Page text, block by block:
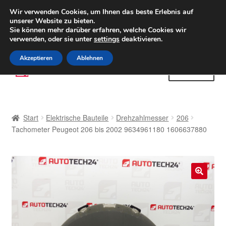
LIEFERUNG ab 6 EUR
Weltweiter Versand
(800) 500 564Mo-Fr 9-16 Uhr
Zur
Navigation
Zum
Inhalt
AGB
Datenschutz-Bestimmungen
Start Elektrische Bauteile Drehzahlmesser
206
Tachometer Peugeot 206 bis 2002 9634961180 1606637880
Wir verwenden Cookies, um Ihnen das beste Erlebnis auf
unserer Website zu bieten.
Sie können mehr darüber erfahren, welche Cookies wir
verwenden, oder sie untersettings deaktivieren.
Akzeptieren Ablehnen